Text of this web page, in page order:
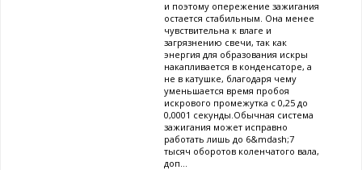
и поэтому опережение зажигания
остается стабильным. Она менее
чувствительна к влаге и
загрязнению свечи, так как
энергия для образования искры
накапливается в конденсаторе, а
не в катушке, благодаря чему
уменьшается время пробоя
искрового промежутка с 0,25 до
0,0001 секунды.Обычная система
зажигания может исправно
работать лишь до 6&mdash;7
тысяч оборотов коленчатого вала,
доп...